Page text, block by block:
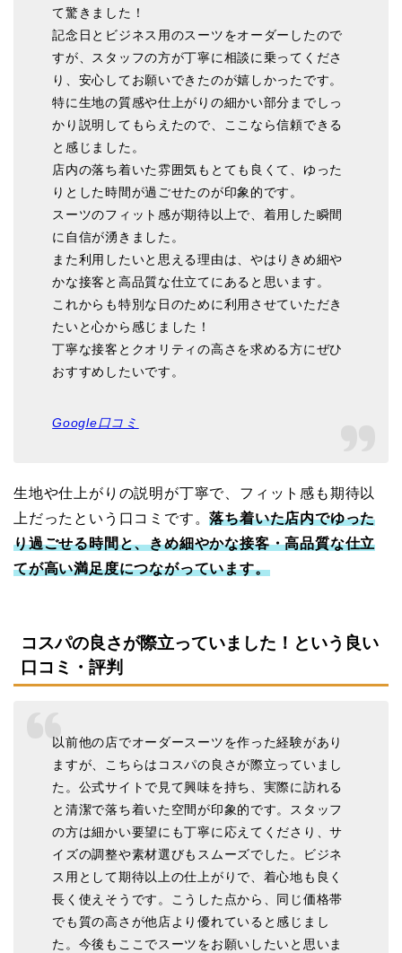
て驚きました！
記念日とビジネス用のスーツをオーダーしたので
すが、スタッフの方が丁寧に相談に乗ってくださ
り、安心してお願いできたのが嬉しかったです。
特に生地の質感や仕上がりの細かい部分までしっ
かり説明してもらえたので、ここなら信頼できる
と感じました。
店内の落ち着いた雰囲気もとても良くて、ゆった
りとした時間が過ごせたのが印象的です。
スーツのフィット感が期待以上で、着用した瞬間
に自信が湧きました。
また利用したいと思える理由は、やはりきめ細や
かな接客と高品質な仕立てにあると思います。
これからも特別な日のために利用させていただき
たいと心から感じました！
丁寧な接客とクオリティの高さを求める方にぜひ
おすすめしたいです。
Google口コミ
生地や仕上がりの説明が丁寧で、フィット感も期待以
上だったという口コミです。落ち着いた店内でゆった
り過ごせる時間と、きめ細やかな接客・高品質な仕立
てが高い満足度につながっています。
コスパの良さが際立っていました！という良い
口コミ・評判
以前他の店でオーダースーツを作った経験があり
ますが、こちらはコスパの良さが際立っていまし
た。公式サイトで見て興味を持ち、実際に訪れる
と清潔で落ち着いた空間が印象的です。スタッフ
の方は細かい要望にも丁寧に応えてくださり、サ
イズの調整や素材選びもスムーズでした。ビジネ
ス用として期待以上の仕上がりで、着心地も良く
長く使えそうです。こうした点から、同じ価格帯
でも質の高さが他店より優れていると感じまし
た。今後もここでスーツをお願いしたいと思いま